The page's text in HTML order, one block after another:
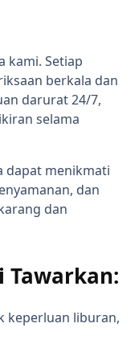
kami. Setiap
berkala dan
darurat 24/7,
selama
dapat menikmati
dan
dan
Tawarkan:
keperluan liburan,